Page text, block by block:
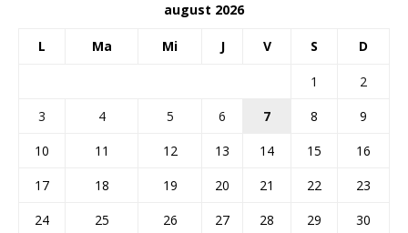
august 2026
L Ma Mi J V S D
1
2
3
4 5 6 7 8
9
10
11 12 13 14 15
16
17
18 19 20 21 22
23
24
25 26 27 28 29
30